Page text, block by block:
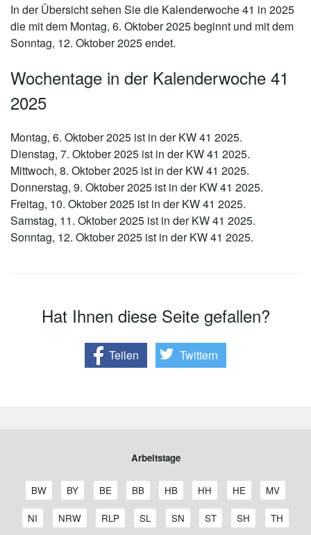
In der Übersicht sehen Sie die Kalenderwoche 41 in 2025
die mit dem Montag, 6. Oktober 2025 beginnt und mit dem
Sonntag, 12. Oktober 2025 endet.
Wochentage in der Kalenderwoche 41
2025
Montag, 6. Oktober 2025 ist in der KW 41 2025.
Dienstag, 7. Oktober 2025 ist in der KW 41 2025.
Mittwoch, 8. Oktober 2025 ist in der KW 41 2025.
Donnerstag, 9. Oktober 2025 ist in der KW 41 2025.
Freitag, 10. Oktober 2025 ist in der KW 41 2025.
Samstag, 11. Oktober 2025 ist in der KW 41 2025.
Sonntag, 12. Oktober 2025 ist in der KW 41 2025.
Hat Ihnen diese Seite gefallen?
Teilen Twittern
Arbeitstage
A
r
b
e
BW
A
r
b
e
BY
A
r
b
e
BE
A
r
e
BB
A
r
e
HB
A
r
e
HH
A
r
e
HE
A
r
e
MV
A
r
NI
A
r
NRW
A
r
RLP
A
r
SL
A
r
SN
A
r
ST
A
r
SH
A
r
TH